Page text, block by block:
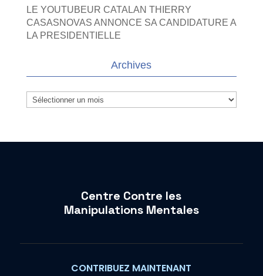
LE YOUTUBEUR CATALAN THIERRY
CASASNOVAS ANNONCE SA CANDIDATURE A
LA PRESIDENTIELLE
Archives
Archives
Centre Contre les
Manipulations Mentales
CONTRIBUEZ MAINTENANT